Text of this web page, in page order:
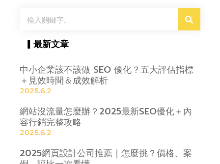
尋
▎最新文章
中小企業該不該做 SEO 優化？五大評估指標
＋見效時間＆成效解析
2025.6.2
網站沒流量怎麼辦？2025最新SEO優化＋內
容行銷完整攻略
2025.6.2
2025網頁設計公司推薦｜怎麼挑？價格、案